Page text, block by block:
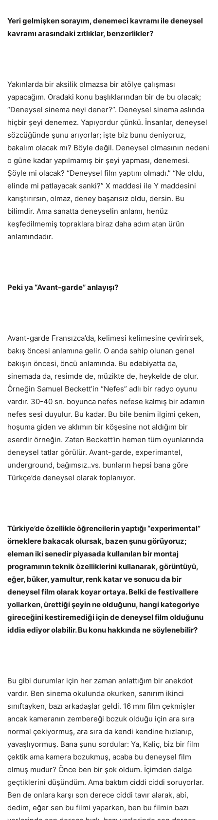
Yeri gelmişken sorayım, denemeci kavramı ile deneysel
kavramı arasındaki zıtlıklar, benzerlikler?
Yakınlarda bir aksilik olmazsa bir atölye çalışması
yapacağım. Oradaki konu başlıklarından bir de bu olacak;
“Deneysel sinema neyi dener?”. Deneysel sinema aslında
hiçbir şeyi denemez. Yapıyordur çünkü. İnsanlar, deneysel
sözcüğünde şunu arıyorlar; işte biz bunu deniyoruz,
bakalım olacak mı? Böyle değil. Deneysel olmasının nedeni
o güne kadar yapılmamış bir şeyi yapması, denemesi.
Şöyle mi olacak? “Deneysel film yaptım olmadı.” “Ne oldu,
elinde mi patlayacak sanki?” X maddesi ile Y maddesini
karıştırırsın, olmaz, deney başarısız oldu, dersin. Bu
bilimdir. Ama sanatta deneyselin anlamı, henüz
keşfedilmemiş topraklara biraz daha adım atan ürün
anlamındadır.
Peki ya “Avant-garde” anlayışı?
Avant-garde Fransızca’da, kelimesi kelimesine çevirirsek,
bakış öncesi anlamına gelir. O anda sahip olunan genel
bakışın öncesi, öncü anlamında. Bu edebiyatta da,
sinemada da, resimde de, müzikte de, heykelde de olur.
Örneğin Samuel Beckett’in “Nefes” adlı bir radyo oyunu
vardır. 30-40 sn. boyunca nefes nefese kalmış bir adamın
nefes sesi duyulur. Bu kadar. Bu bile benim ilgimi çeken,
hoşuma giden ve aklımın bir köşesine not aldığım bir
eserdir örneğin. Zaten Beckett’in hemen tüm oyunlarında
deneysel tatlar görülür. Avant-garde, experimantel,
underground, bağımsız..vs. bunların hepsi bana göre
Türkçe’de deneysel olarak toplanıyor.
Türkiye’de özellikle öğrencilerin yaptığı “experimental”
örneklere bakacak olursak, bazen şunu görüyoruz;
eleman iki senedir piyasada kullanılan bir montaj
programının teknik özelliklerini kullanarak, görüntüyü,
eğer, büker, yamultur, renk katar ve sonucu da bir
deneysel film olarak koyar ortaya. Belki de festivallere
yollarken, ürettiği şeyin ne olduğunu, hangi kategoriye
gireceğini kestiremediği için de deneysel film olduğunu
iddia ediyor olabilir. Bu konu hakkında ne söylenebilir?
Bu gibi durumlar için her zaman anlattığım bir anekdot
vardır. Ben sinema okulunda okurken, sanırım ikinci
sınıftayken, bazı arkadaşlar geldi. 16 mm film çekmişler
ancak kameranın zembereği bozuk olduğu için ara sıra
normal çekiyormuş, ara sıra da kendi kendine hızlanıp,
yavaşlıyormuş. Bana şunu sordular: Ya, Kaliç, biz bir film
çektik ama kamera bozukmuş, acaba bu deneysel film
olmuş mudur? Önce ben bir şok oldum. İçimden dalga
geçtiklerini düşündüm. Ama baktım ciddi ciddi soruyorlar.
Ben de onlara karşı son derece ciddi tavır alarak, abi,
dedim, eğer sen bu filmi yaparken, ben bu filmin bazı